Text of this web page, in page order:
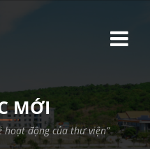
MỚI
hoạt động của thư viện”